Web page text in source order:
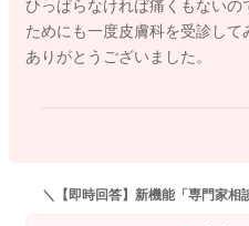
ひっぱらなければ痛くもない
ためにも一度皮膚科を受診して
ありがとうございました。
＼【即時回答】新機能「専門家相